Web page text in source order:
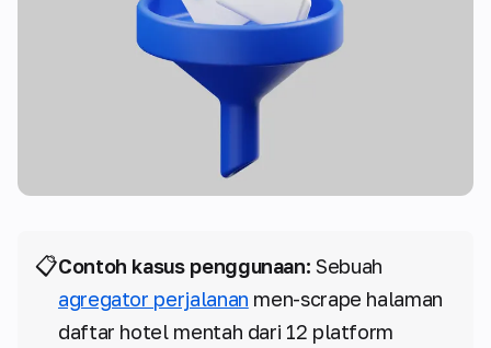
📋Contoh kasus penggunaan: Sebuah
agregator perjalanan men-scrape halaman
daftar hotel mentah dari 12 platform